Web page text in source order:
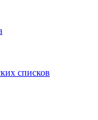
списков